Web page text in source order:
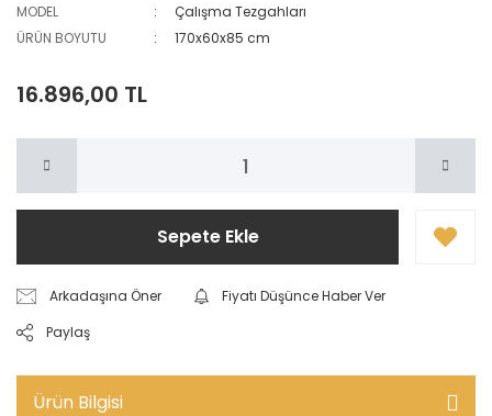
MODEL
Çalışma Tezgahları
ÜRÜN BOYUTU
170x60x85 cm
16.896,00 TL
Sepete Ekle
Arkadaşına Öner
Fiyatı Düşünce Haber Ver
Paylaş
Ürün Bilgisi